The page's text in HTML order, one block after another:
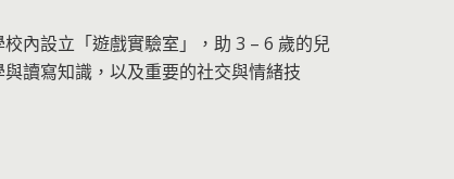
內設立「遊戲實驗室」，助 3 – 6 歲的兒
讀寫知識，以及重要的社交與情緒技